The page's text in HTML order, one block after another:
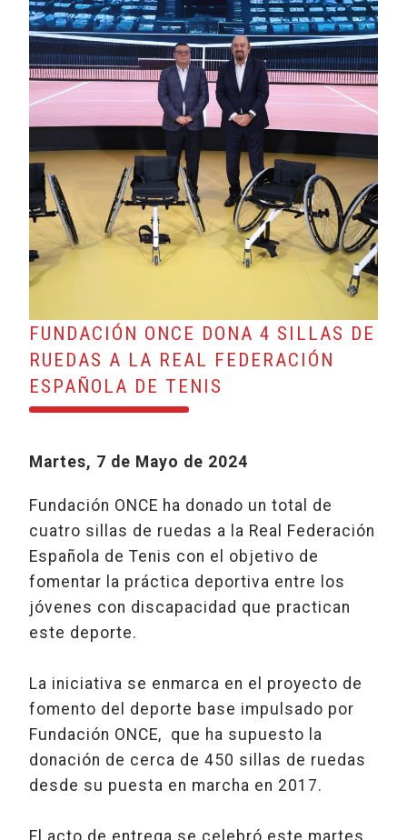
FUNDACIÓN ONCE DONA 4 SILLAS DE
RUEDAS A LA REAL FEDERACIÓN
ESPAÑOLA DE TENIS
Martes, 7 de Mayo de 2024
Fundación ONCE ha donado un total de
cuatro sillas de ruedas a la Real Federación
Española de Tenis con el objetivo de
fomentar la práctica deportiva entre los
jóvenes con discapacidad que practican
este deporte.
La iniciativa se enmarca en el proyecto de
fomento del deporte base impulsado por
Fundación ONCE, que ha supuesto la
donación de cerca de 450 sillas de ruedas
desde su puesta en marcha en 2017.
El acto de entrega se celebró este martes